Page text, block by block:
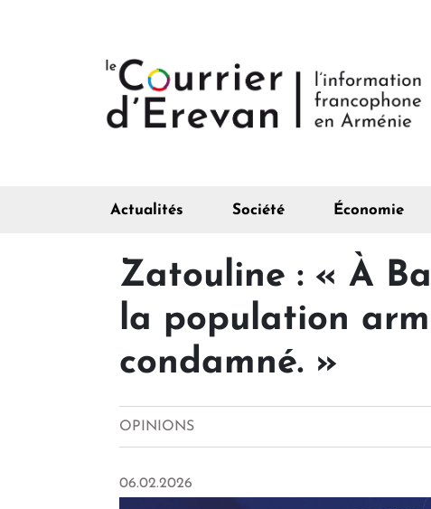
Actualités Société Économie
Zatouline : « À
la population
condamné. »
OPINIONS
06.02.2026